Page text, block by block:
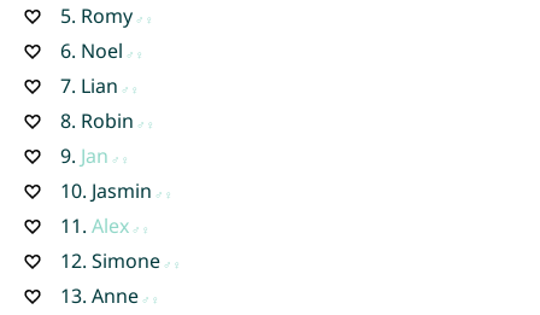
5. Romy
6. Noel
7. Lian
8. Robin
9. Jan
10. Jasmin
11. Alex
12. Simone
13. Anne